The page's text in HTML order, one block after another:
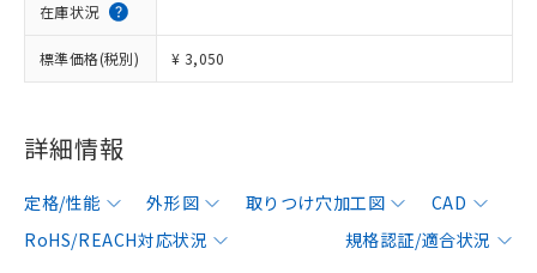
在庫状況
標準価格(税別) ¥ 3,050
詳細情報
定格/性能 外形図 取りつけ穴加工図
CAD
RoHS/REACH対応状況
規格認証/適合状況